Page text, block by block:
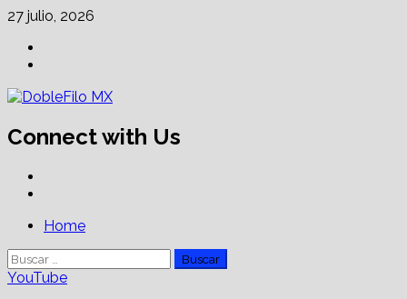
Skip
content
27 julio, 2026
Connect with Us
PrimaryHome
Buscar:
YouTube